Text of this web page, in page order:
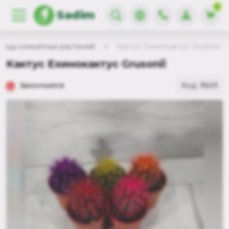
Sadim
0
комнатных растений
Кактус Ехинокактус Grusonii
Закончился Код: 9649